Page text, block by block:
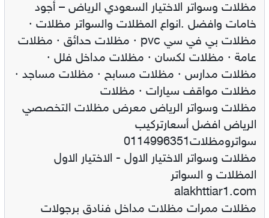
مظلات وسواتر الاختيار السعودي الرياض – أجود
خامات وافضل .انواع المظلات والسواتر مظلات ·
مظلات بي في سي pvc · مظلات حدائق · مظلات
عامة · مظلات لكسان · مظلات مداخل فلل ·
مظلات مدارس · مظلات مسابح · مظلات مساجد ·
مظلات مواقف سيارات · مظلات
مظلات وسواتر الرياض معرض مظلات التخصصي
الرياض افضل أسعارتركيب
سواترومظلات0114996351
مظلات وسواتر الاختيار الاول - الاختيار الاول
المظلات و السواتر
alakhttiar1.com
مظلات ممرات مظلات مداخل فنادق برجولات